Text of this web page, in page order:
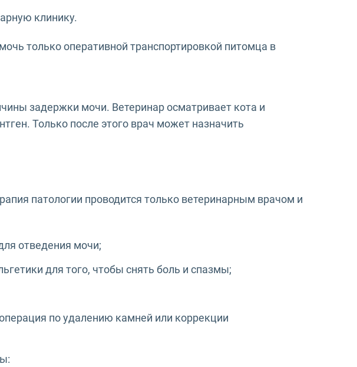
клинику.
только оперативной транспортировкой питомца в
задержки мочи. Ветеринар осматривает кота и
Только после этого врач может назначить
патологии проводится только ветеринарным врачом и
отведения мочи;
для того, чтобы снять боль и спазмы;
по удалению камней или коррекции